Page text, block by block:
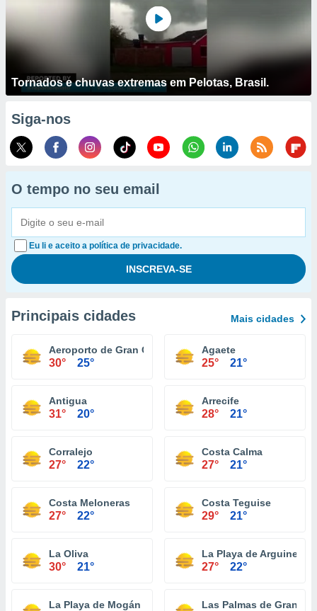
Tornados e chuvas extremas em Pelotas, Brasil.
Siga-nos
O tempo no seu email
Eu li e aceito a política de privacidade.
Principais cidades Mais cidades
Aeroporto de Gran Canária
30° 25°
Agaete
25° 21°
Antigua
31° 20°
Arrecife
28° 21°
Corralejo
27° 22°
Costa Calma
27° 21°
Costa Meloneras
27° 22°
Costa Teguise
29° 21°
La Oliva
30° 21°
La Playa de
27° 22°
La Playa de Mogán Las Palmas de Gran